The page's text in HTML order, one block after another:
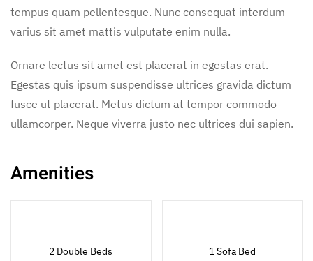
tempus quam pellentesque. Nunc consequat interdum
varius sit amet mattis vulputate enim nulla.
Ornare lectus sit amet est placerat in egestas erat.
Egestas quis ipsum suspendisse ultrices gravida dictum
fusce ut placerat. Metus dictum at tempor commodo
ullamcorper. Neque viverra justo nec ultrices dui sapien.
Amenities
2 Double Beds 1 Sofa Bed